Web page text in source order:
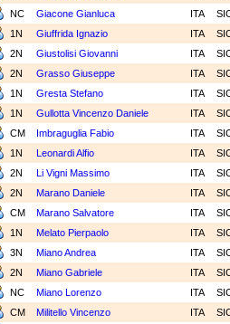
NC Giacone Gianluca ITA
1N Giuffrida Ignazio ITA
2N Giustolisi Giovanni ITA
2N Grasso Giuseppe ITA
1N Gresta Stefano ITA
1N Gullotta Vincenzo Daniele ITA
CM Imbraguglia Fabio ITA
1N Leonardi Alfio ITA
2N Li Vigni Massimo ITA
2N Marano Daniele ITA
CM Marano Salvatore ITA
1N Melato Pierpaolo ITA
3N Miano Andrea ITA
2N Miano Gabriele ITA
NC Miano Lorenzo ITA
CM Militello Vincenzo ITA